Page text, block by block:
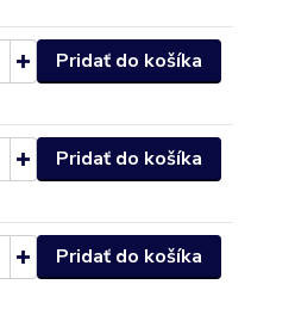
Pridať do košíka
Pridať do košíka
Pridať do košíka